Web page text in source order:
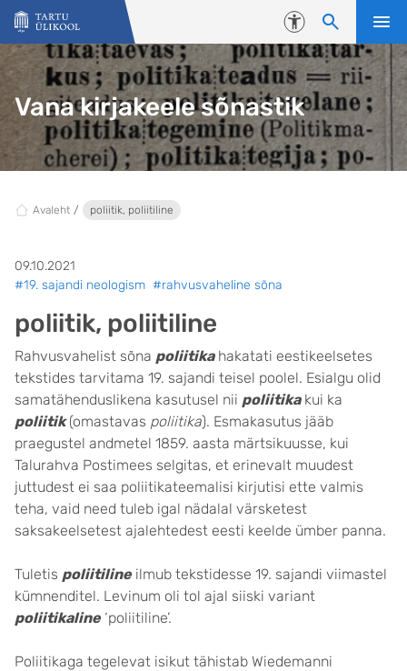
Liigu edasi põhisisu juurde
Juurdepääsetavus
Vana kirjakeele sõnastik
Avaleht poliitik, poliitiline
09.10.2021
#19. sajandi neologism #rahvusvaheline sõna
poliitik, poliitiline
Rahvusvahelist sõna poliitikahakatati eestikeelsetes
tekstides tarvitama 19. sajandi teisel poolel. Esialgu olid
samatähenduslikena kasutusel nii poliitikakui ka
poliitik(omastavas poliitika). Esmakasutus jääb
praegustel andmetel 1859. aasta märtsikuusse, kui
Talurahva Postimees selgitas, et erinevalt muudest
juttudest ei saa poliitikateemalisi kirjutisi ette valmis
teha, vaid need tuleb igal nädalal värsketest
saksakeelsetest ajalehtedest eesti keelde ümber panna.
Tuletis poliitilineilmub tekstidesse 19. sajandi viimastel
kümnenditel. Levinum oli tol ajal siiski variant
poliitikaline‘poliitiline’.
Poliitikaga tegelevat isikut tähistab Wiedemanni